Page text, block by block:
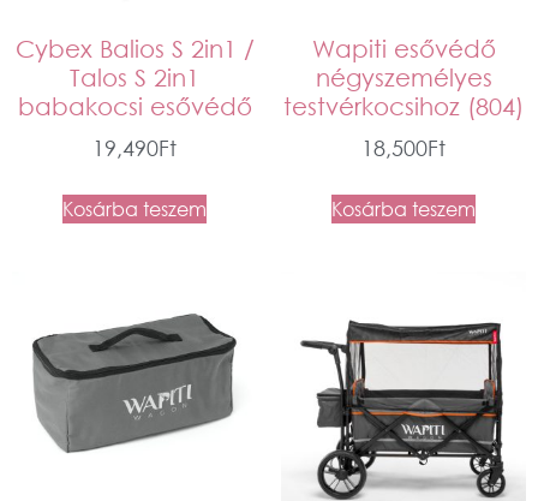
Cybex Balios S 2in1 /
Talos S 2in1
babakocsi esővédő
19,490Ft
Kosárba teszem
Wapiti esővédő
négyszemélyes
testvérkocsihoz (804)
18,500Ft
Kosárba teszem